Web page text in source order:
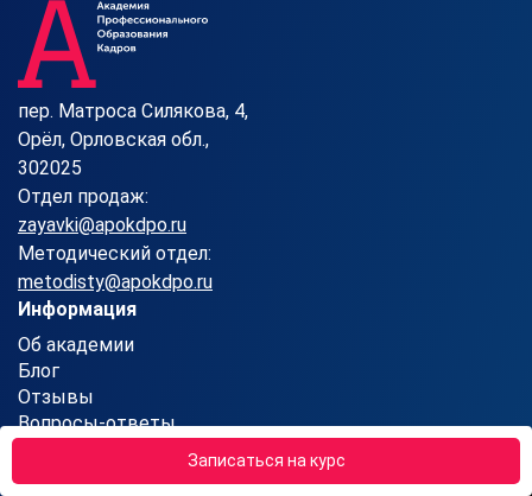
Записаться на курс
пер. Матроса Силякова, 4,
Орёл, Орловская обл.,
302025
Отдел продаж:
zayavki@apokdpo.ru
Методический отдел:
metodisty@apokdpo.ru
Информация
Об академии
Блог
Отзывы
Вопросы-ответы